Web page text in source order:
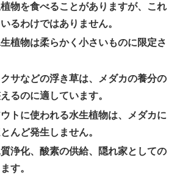
物を食べることがありますが、これ
るわけではありません。
植物は柔らかく小さいものに限定さ
サなどの浮き草は、メダカの養分の
るのに適しています。
トに使われる水生植物は、メダカに
んど発生しません。
浄化、酸素の供給、隠れ家としての
す。